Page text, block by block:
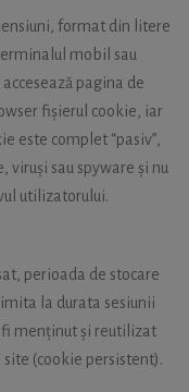
format din litere
mobil sau
pagina de
fișierul cookie, iar
este complet “pasiv”,
viruși sau spyware și nu
utilizatorului.
perioada de stocare
la durata sesiunii
fi menținut și reutilizat
(cookie persistent).